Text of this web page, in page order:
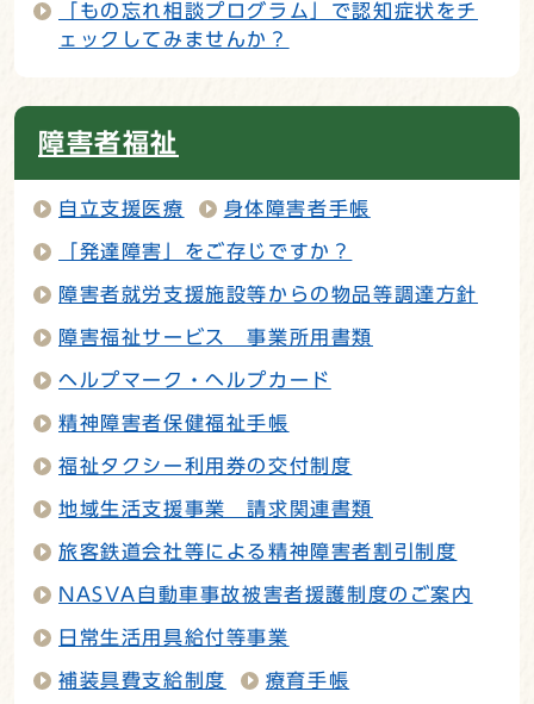
「もの忘れ相談プログラム」で認知症状をチ
ェックしてみませんか？
障害者福祉
自立支援医療 身体障害者手帳
「発達障害」をご存じですか？
障害者就労支援施設等からの物品等調達方針
障害福祉サービス 事業所用書類
ヘルプマーク・ヘルプカード
精神障害者保健福祉手帳
福祉タクシー利用券の交付制度
地域生活支援事業 請求関連書類
旅客鉄道会社等による精神障害者割引制度
NASVA自動車事故被害者援護制度のご案内
日常生活用具給付等事業
補装具費支給制度 療育手帳